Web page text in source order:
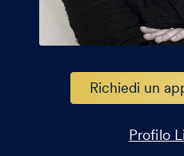
Richiedi un
Profilo